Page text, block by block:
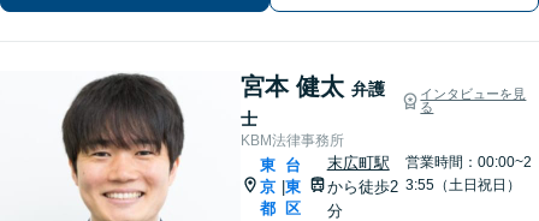
宮本 健太 弁護
士
インタビューを見
る
KBM法律事務所
東
京
都
|
台
東
区
末広町駅
から徒歩2
分
営業時間：00:00~2
3:55（土日祝日）